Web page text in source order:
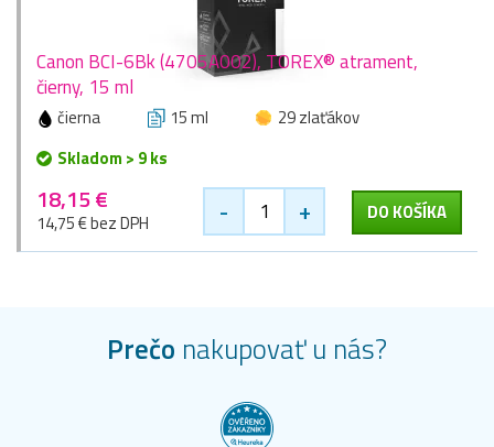
Canon BCI-6Bk (4705A002), TOREX® atrament,
čierny, 15 ml
čierna 15 ml
29 zlaťákov
Skladom > 9 ks
18,15 €
14,75 € bez DPH - + DO KOŠÍKA
Prečo nakupovať u nás?